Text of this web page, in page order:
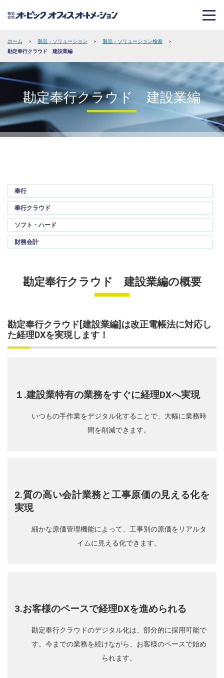
ホーム > 製品・ソリューション > 製品・ソリューション検索
>
勘定奉行クラウド 建設業編
勘定奉行クラウド 建設業編
奉行
奉行クラウド
ソフト・ハード
財務会計
勘定奉行クラウド 建設業編の概要
勘定奉行クラウド[建設業編]は改正電帳法に対応し
た経理DXを実現します！
１.建設業特有の業務をすぐに経理DXへ実現
いつもの手作業をデジタル化することで、大幅に業務時
間を削減できます。
2.質の高い会計業務と工事原価の見える化を
実現
細かな原価管理機能によって、工事別の原価をリアルタ
イムに見える化できます。
3.お客様のペースで経理DXを進められる
勘定奉行クラウドのデジタル化は、部分的に採用可能で
す。今までの業務を続けながら、お客様のペースで始め
られます。